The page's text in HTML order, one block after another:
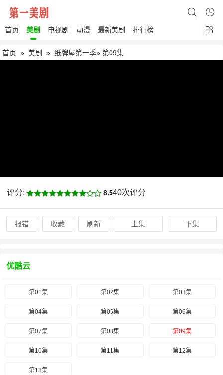
首页 美剧 电视剧 动漫 最新美剧 排行榜
首页 » 美剧 » 纸牌屋第一季» 第09集
评分: 8.540次评分
报错 收藏 刷新 上集 下集
优酷云
第01集 第02集 第03集
第04集 第05集 第06集
第07集 第08集 第09集
第10集 第11集 第12集
第13集